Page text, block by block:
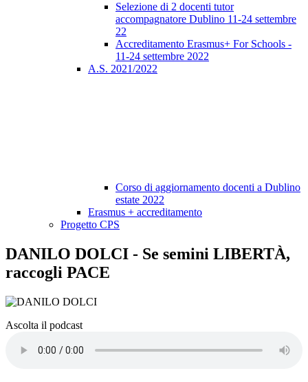
Selezione di 2 docenti tutor
accompagnatore Dublino 11-24 settembre
22
Accreditamento Erasmus+ For Schools -
11-24 settembre 2022
A.S. 2021/2022
Corso di aggiornamento docenti a Dublino
estate 2022
Erasmus + accreditamento
Progetto CPS
DANILO DOLCI - Se semini LIBERTÀ,
raccogli PACE
Ascolta il podcast